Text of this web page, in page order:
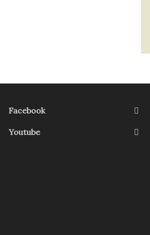
Facebook
Youtube